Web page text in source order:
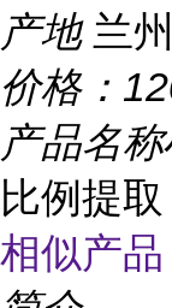
产地 兰
价格：
产品名称
比例提
相似产